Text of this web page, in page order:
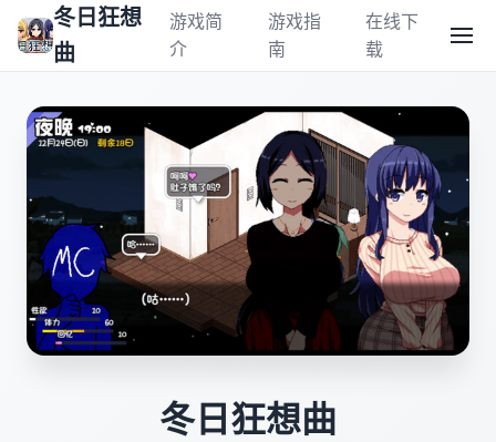
冬日狂想
曲
游戏简
介
游戏指
南
在线下
载
冬日狂想曲